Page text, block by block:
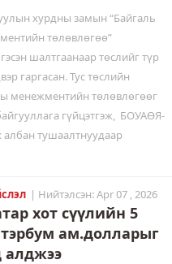
хурдны замын “Байгаль
төлөвлөгөө”
шалтгаанаар төслийг түр
гаргасан. Тус төслийн
менежментийн төлөвлөгөөг
гүйцэтгэж, БОУАӨЯ-
тушаалтнуудаар
| Нийтэлсэн: Apr 07 , 2026
хот сүүлийн 5
ам.долларыг
алджээ